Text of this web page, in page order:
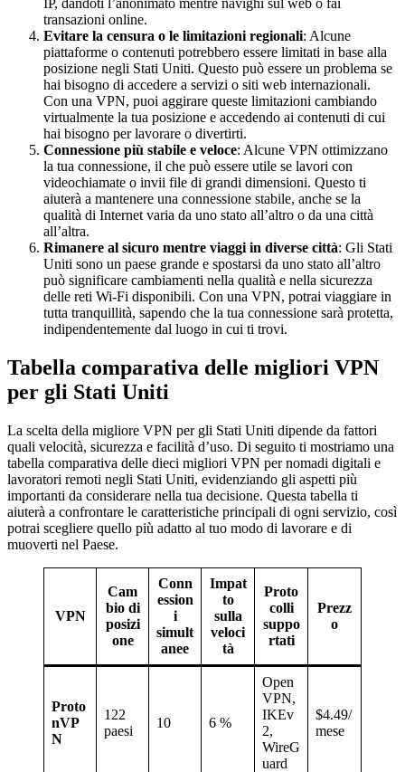
transazioni online.
Evitare la censura o le limitazioni regionali: Alcune
piattaforme o contenuti potrebbero essere limitati in base alla
posizione negli Stati Uniti. Questo può essere un problema se
hai bisogno di accedere a servizi o siti web internazionali.
Con una VPN, puoi aggirare queste limitazioni cambiando
virtualmente la tua posizione e accedendo ai contenuti di cui
hai bisogno per lavorare o divertirti.
Connessione più stabile e veloce: Alcune VPN ottimizzano
la tua connessione, il che può essere utile se lavori con
videochiamate o invii file di grandi dimensioni. Questo ti
aiuterà a mantenere una connessione stabile, anche se la
qualità di Internet varia da uno stato all’altro o da una città
all’altra.
Rimanere al sicuro mentre viaggi in diverse città: Gli Stati
Uniti sono un paese grande e spostarsi da uno stato all’altro
può significare cambiamenti nella qualità e nella sicurezza
delle reti Wi-Fi disponibili. Con una VPN, potrai viaggiare in
tutta tranquillità, sapendo che la tua connessione sarà protetta,
indipendentemente dal luogo in cui ti trovi.
Tabella comparativa delle migliori VPN
per gli Stati Uniti
La scelta della migliore VPN per gli Stati Uniti dipende da fattori
quali velocità, sicurezza e facilità d’uso. Di seguito ti mostriamo una
tabella comparativa delle dieci migliori VPN per nomadi digitali e
lavoratori remoti negli Stati Uniti, evidenziando gli aspetti più
importanti da considerare nella tua decisione. Questa tabella ti
aiuterà a confrontare le caratteristiche principali di ogni servizio, così
potrai scegliere quello più adatto al tuo modo di lavorare e di
muoverti nel Paese.
VPN
Cam
bio di
posizi
one
Conn
ession
i
simult
anee
Impat
to
sulla
veloci
tà
Proto
colli
suppo
rtati
Prezz
o
Proto
nVP
N
122
paesi
10 6 %
Open
VPN,
IKEv
2,
WireG
uard
$4.49/
mese